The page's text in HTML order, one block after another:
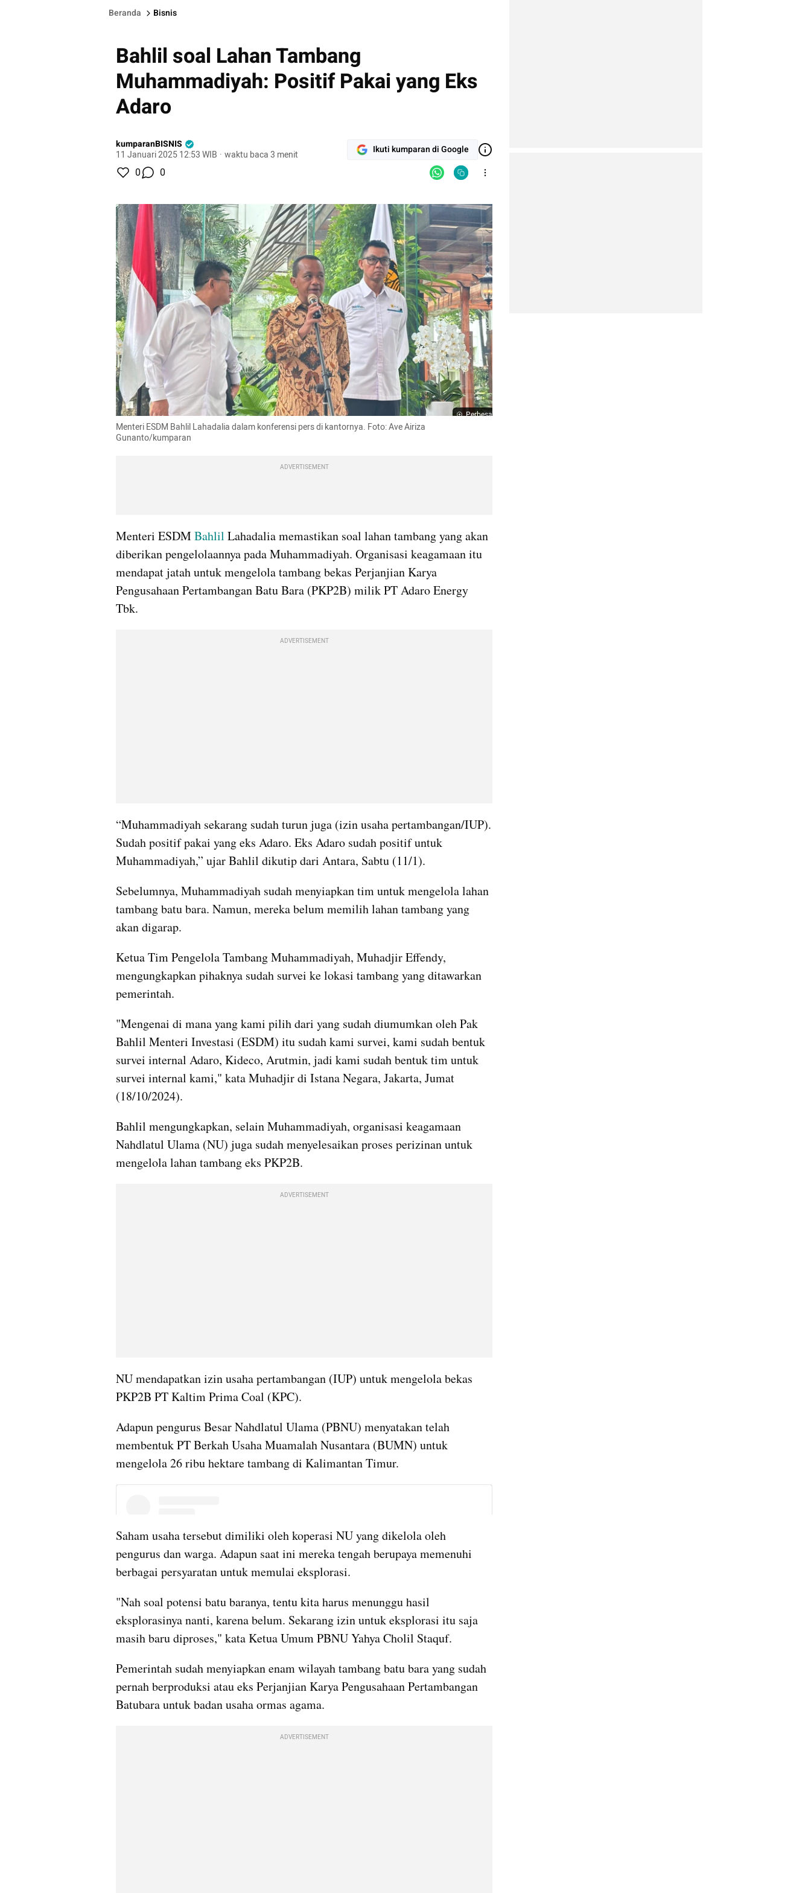
Beranda Bisnis
Bahlil soal Lahan Tambang
Muhammadiyah: Positif Pakai yang Eks
Adaro
kumparanBISNIS
11 Januari 2025 12:53 WIB · waktu baca 3 menit Ikuti kumparan di Google
0 0
Perbesar
Menteri ESDM Bahlil Lahadalia dalam konferensi pers di kantornya. Foto: Ave Airiza
Gunanto/kumparan
ADVERTISEMENT
Menteri ESDM Bahlil Lahadalia memastikan soal lahan tambang yang akan
diberikan pengelolaannya pada Muhammadiyah. Organisasi keagamaan itu
mendapat jatah untuk mengelola tambang bekas Perjanjian Karya
Pengusahaan Pertambangan Batu Bara (PKP2B) milik PT Adaro Energy
Tbk.
ADVERTISEMENT
“Muhammadiyah sekarang sudah turun juga (izin usaha pertambangan/IUP).
Sudah positif pakai yang eks Adaro. Eks Adaro sudah positif untuk
Muhammadiyah,” ujar Bahlil dikutip dari Antara, Sabtu (11/1).
Sebelumnya, Muhammadiyah sudah menyiapkan tim untuk mengelola lahan
tambang batu bara. Namun, mereka belum memilih lahan tambang yang
akan digarap.
Ketua Tim Pengelola Tambang Muhammadiyah, Muhadjir Effendy,
mengungkapkan pihaknya sudah survei ke lokasi tambang yang ditawarkan
pemerintah.
"Mengenai di mana yang kami pilih dari yang sudah diumumkan oleh Pak
Bahlil Menteri Investasi (ESDM) itu sudah kami survei, kami sudah bentuk
survei internal Adaro, Kideco, Arutmin, jadi kami sudah bentuk tim untuk
survei internal kami," kata Muhadjir di Istana Negara, Jakarta, Jumat
(18/10/2024).
Bahlil mengungkapkan, selain Muhammadiyah, organisasi keagamaan
Nahdlatul Ulama (NU) juga sudah menyelesaikan proses perizinan untuk
mengelola lahan tambang eks PKP2B.
ADVERTISEMENT
NU mendapatkan izin usaha pertambangan (IUP) untuk mengelola bekas
PKP2B PT Kaltim Prima Coal (KPC).
Adapun pengurus Besar Nahdlatul Ulama (PBNU) menyatakan telah
membentuk PT Berkah Usaha Muamalah Nusantara (BUMN) untuk
mengelola 26 ribu hektare tambang di Kalimantan Timur.
Saham usaha tersebut dimiliki oleh koperasi NU yang dikelola oleh
pengurus dan warga. Adapun saat ini mereka tengah berupaya memenuhi
berbagai persyaratan untuk memulai eksplorasi.
"Nah soal potensi batu baranya, tentu kita harus menunggu hasil
eksplorasinya nanti, karena belum. Sekarang izin untuk eksplorasi itu saja
masih baru diproses," kata Ketua Umum PBNU Yahya Cholil Staquf.
Pemerintah sudah menyiapkan enam wilayah tambang batu bara yang sudah
pernah berproduksi atau eks Perjanjian Karya Pengusahaan Pertambangan
Batubara untuk badan usaha ormas agama.
ADVERTISEMENT